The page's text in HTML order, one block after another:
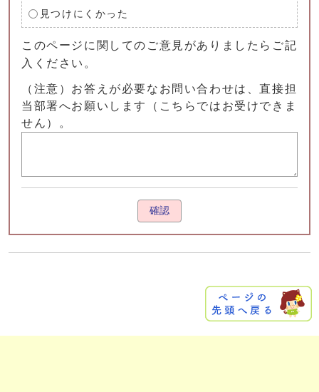
見つけにくかった
このページに関してのご意見がありましたらご記
入ください。
（注意）お答えが必要なお問い合わせは、直接担
当部署へお願いします（こちらではお受けできま
せん）。
確認